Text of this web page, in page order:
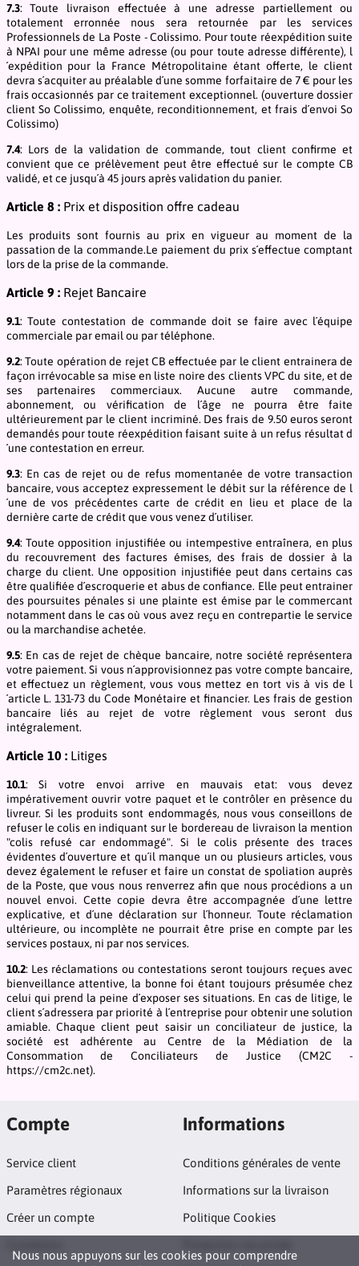
7.3: Toute livraison effectuée à une adresse partiellement ou
totalement erronnée nous sera retournée par les services
Professionnels de La Poste - Colissimo. Pour toute réexpédition suite
à NPAI pour une même adresse (ou pour toute adresse différente), l
´expédition pour la France Métropolitaine étant offerte, le client
devra s´acquiter au préalable d´une somme forfaitaire de 7 € pour les
frais occasionnés par ce traitement exceptionnel. (ouverture dossier
client So Colissimo, enquête, reconditionnement, et frais d´envoi So
Colissimo)
7.4: Lors de la validation de commande, tout client confirme et
convient que ce prélèvement peut être effectué sur le compte CB
validé, et ce jusqu´à 45 jours après validation du panier.
Article 8 :Prix et disposition offre cadeau
Les produits sont fournis au prix en vigueur au moment de la
passation de la commande.Le paiement du prix s´effectue comptant
lors de la prise de la commande.
Article 9 :Rejet Bancaire
9.1: Toute contestation de commande doit se faire avec l´équipe
commerciale par email ou par téléphone.
9.2: Toute opération de rejet CB effectuée par le client entrainera de
façon irrévocable sa mise en liste noire des clients VPC du site, et de
ses partenaires commerciaux. Aucune autre commande,
abonnement, ou vérification de l´âge ne pourra être faite
ultérieurement par le client incriminé. Des frais de 9.50 euros seront
demandés pour toute réexpédition faisant suite à un refus résultat d
´une contestation en erreur.
9.3: En cas de rejet ou de refus momentanée de votre transaction
bancaire, vous acceptez expressement le débit sur la référence de l
´une de vos précédentes carte de crédit en lieu et place de la
dernière carte de crédit que vous venez d´utiliser.
9.4: Toute opposition injustifiée ou intempestive entraînera, en plus
du recouvrement des factures émises, des frais de dossier à la
charge du client. Une opposition injustifiée peut dans certains cas
être qualifiée d´escroquerie et abus de confiance. Elle peut entrainer
des poursuites pénales si une plainte est émise par le commercant
notamment dans le cas où vous avez reçu en contrepartie le service
ou la marchandise achetée.
9.5: En cas de rejet de chèque bancaire, notre société représentera
votre paiement. Si vous n´approvisionnez pas votre compte bancaire,
et effectuez un règlement, vous vous mettez en tort vis à vis de l
´article L. 131-73 du Code Monétaire et financier. Les frais de gestion
bancaire liés au rejet de votre règlement vous seront dus
intégralement.
Article 10 :Litiges
10.1: Si votre envoi arrive en mauvais etat: vous devez
impérativement ouvrir votre paquet et le contrôler en prèsence du
livreur. Si les produits sont endommagés, nous vous conseillons de
refuser le colis en indiquant sur le bordereau de livraison la mention
"colis refusé car endommagé". Si le colis présente des traces
évidentes d´ouverture et qu´il manque un ou plusieurs articles, vous
devez également le refuser et faire un constat de spoliation auprès
de la Poste, que vous nous renverrez afin que nous procédions a un
nouvel envoi. Cette copie devra être accompagnée d´une lettre
explicative, et d´une déclaration sur l´honneur. Toute réclamation
ultérieure, ou incomplète ne pourrait être prise en compte par les
services postaux, ni par nos services.
10.2: Les réclamations ou contestations seront toujours reçues avec
bienveillance attentive, la bonne foi étant toujours présumée chez
celui qui prend la peine d´exposer ses situations. En cas de litige, le
client s´adressera par priorité à l´entreprise pour obtenir une solution
amiable. Chaque client peut saisir un conciliateur de justice, la
société est adhérente au Centre de la Médiation de la
Consommation de Conciliateurs de Justice (CM2C -
https://cm2c.net).
Nous nous appuyons sur les cookies pour comprendre
Compte
Service client
Paramètres régionaux
Créer un compte
Informations
Conditions générales de vente
Informations sur la livraison
Politique Cookies